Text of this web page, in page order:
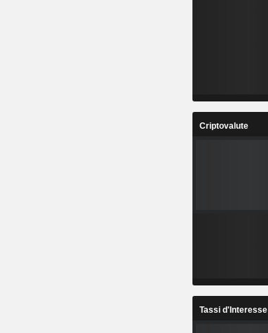
Criptovalute
Tassi d'Interesse